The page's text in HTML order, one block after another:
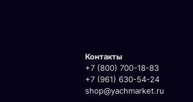
Контакты
+7 (800) 700-18-83
+7 (961) 630-54-24
shop@yachmarket.ru